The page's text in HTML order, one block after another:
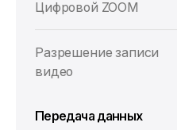
Цифровой ZOOM
Разрешение записи
видео
Передача данных